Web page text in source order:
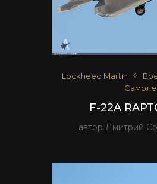
Lockheed Martin
F-22A
автор Дмитрий